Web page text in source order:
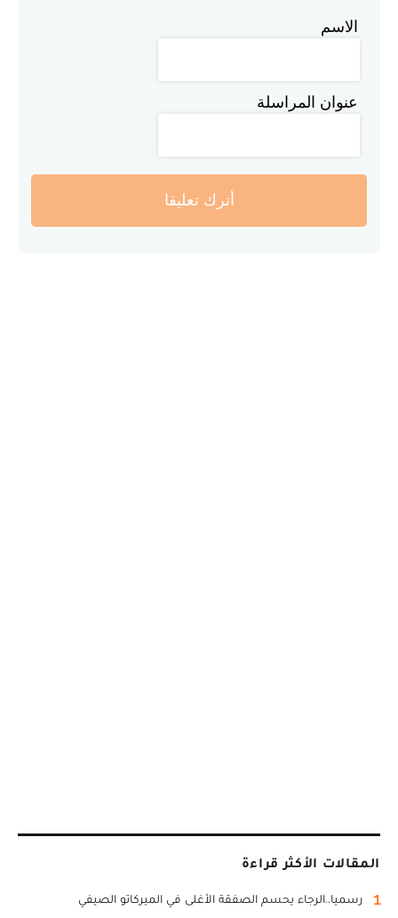
الاسم
عنوان المراسلة
أترك تعليقا
المقالات الأكثر قراءة
1 رسميا..الرجاء يحسم الصفقة الأغلى في الميركاتو الصيفي